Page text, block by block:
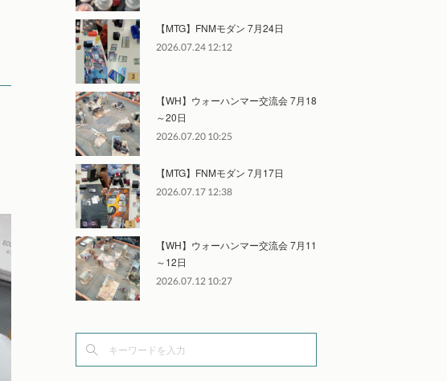
【MTG】FNMモダン 7月24日
2026.07.24 12:12
【WH】ウォーハンマー交流会 7月18
～20日
2026.07.20 10:25
【MTG】FNMモダン 7月17日
2026.07.17 12:38
【WH】ウォーハンマー交流会 7月11
～12日
2026.07.12 10:27